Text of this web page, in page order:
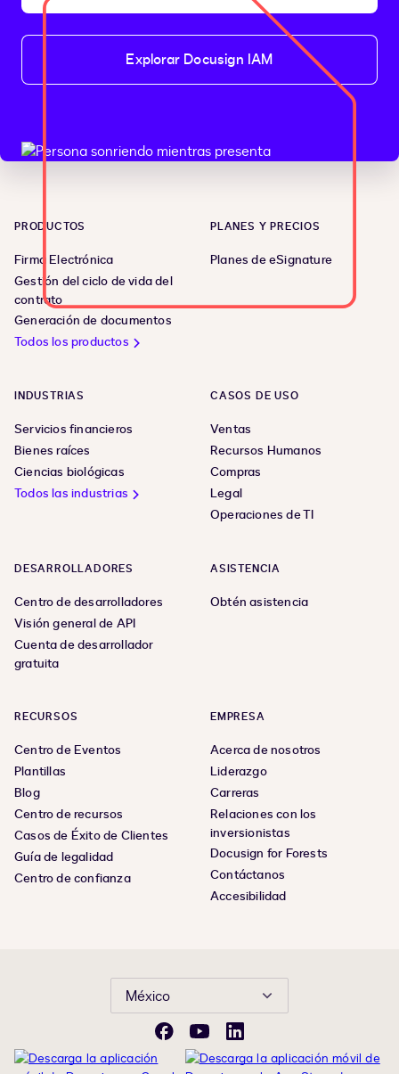
Explorar Docusign IAM
PRODUCTOS
Firma Electrónica
Gestión del ciclo de vida del
contrato
Generación de documentos
Todos los productos
PLANES Y PRECIOS
Planes de eSignature
INDUSTRIAS
Servicios financieros
Bienes raíces
Ciencias biológicas
Todos las industrias
CASOS DE USO
Ventas
Recursos Humanos
Compras
Legal
Operaciones de TI
DESARROLLADORES
Centro de desarrolladores
Visión general de API
Cuenta de desarrollador
gratuita
ASISTENCIA
Obtén asistencia
RECURSOS
Centro de Eventos
Plantillas
Blog
Centro de recursos
Casos de Éxito de Clientes
Guía de legalidad
Centro de confianza
EMPRESA
Acerca de nosotros
Liderazgo
Carreras
Relaciones con los
inversionistas
Docusign for Forests
Contáctanos
Accesibilidad
México
FacebookYouTubeLinkedIn